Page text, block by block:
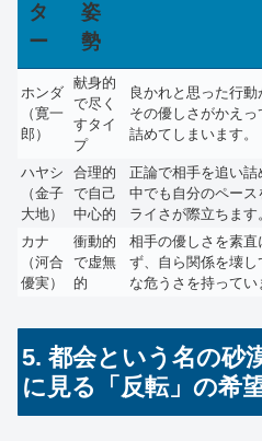
タ
ー
姿
勢
ホンダ
（寛一
郎）
献身的
で尽く
すタイ
プ
良かれと思った行動
その優しさがかえ
詰めてしまいます。
ハヤシ
（金子
大地）
合理的
で自己
中心的
正論で相手を追い詰
中でも自分のペース
ライさが際立ちます
カナ
（河合
優実）
衝動的
で虚無
的
相手の優しさを素直
ず、自ら関係を壊し
な危うさを持ってい
5. 都会という名の砂
に見る「反転」の希